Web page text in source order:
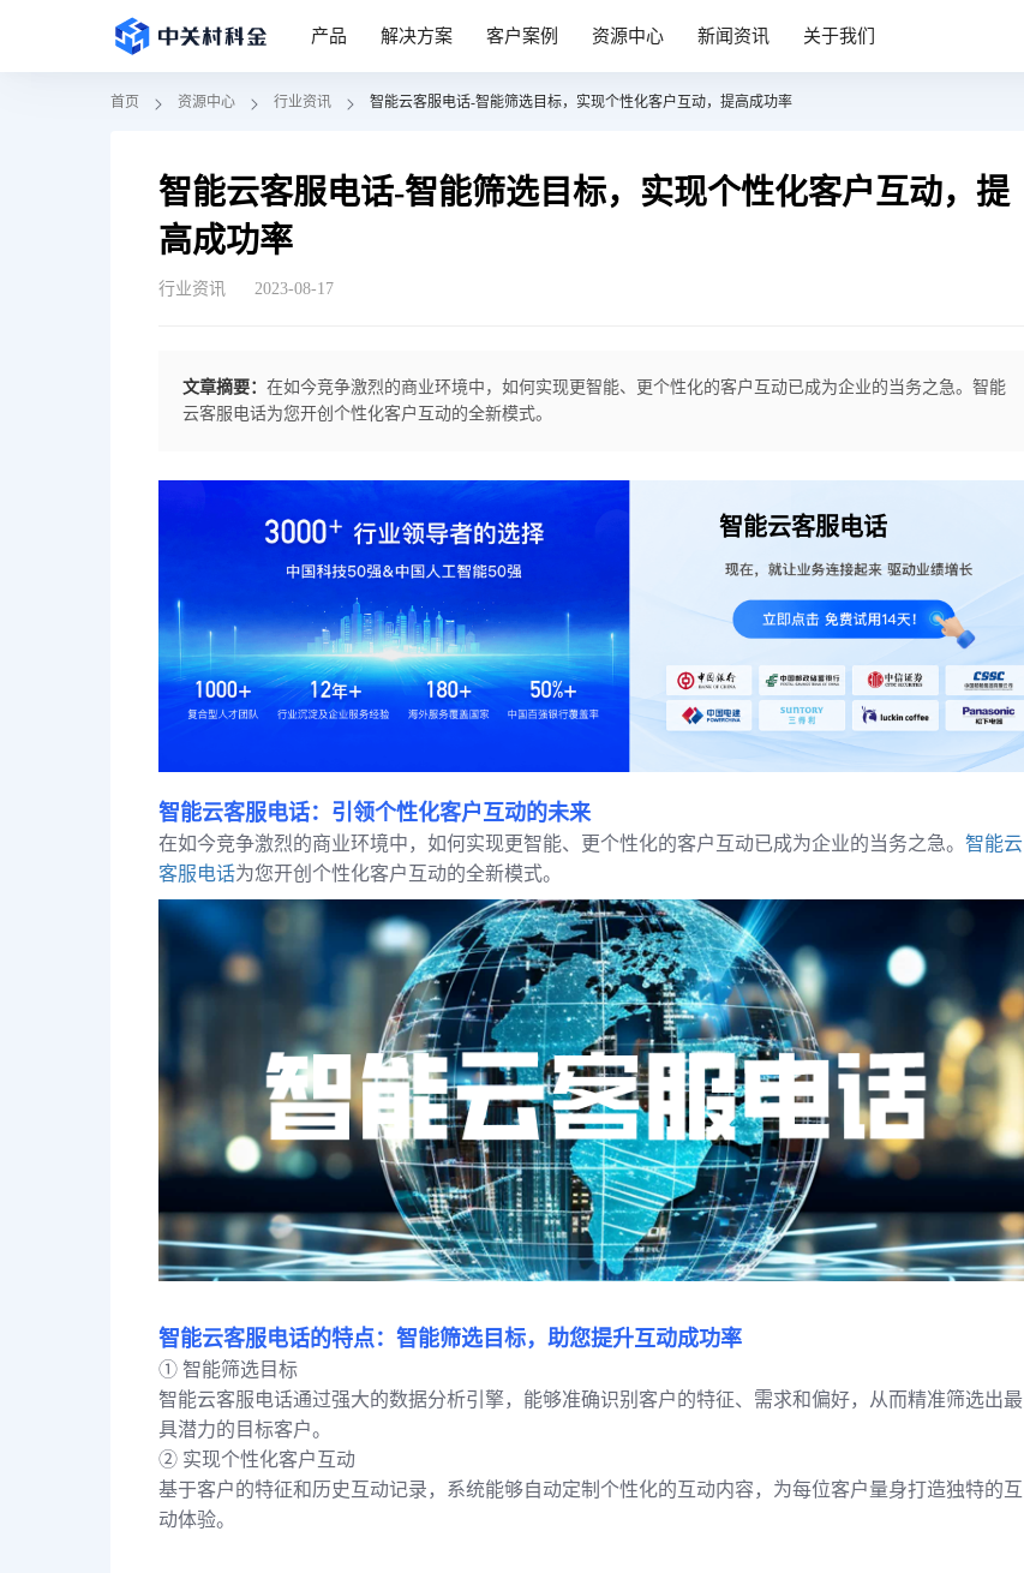
产品 解决方案 客户案例 资源中心 新闻资讯 关于我们
首页 资源中心 行业资讯 智能云客服电话-智能筛选目标，实现个性化客户互动，提高成功率
智能云客服电话-智能筛选目标，实现个性化客户互动，提
高成功率
行业资讯 2023-08-17
文章摘要： 在如今竞争激烈的商业环境中，如何实现更智能、更个性化的客户互动已成为企业的当务之急。智能
云客服电话​为您开创个性化客户互动的全新模式。
智能云客服电话
智能云客服电话：引领个性化客户互动的未来
在如今竞争激烈的商业环境中，如何实现更智能、更个性化的客户互动已成为企业的当务之急。 智能云
客服电话为您开创个性化客户互动的全新模式。
智能云客服电话的特点：智能筛选目标，助您提升互动成功率
① 智能筛选目标
智能云客服电话通过强大的数据分析引擎，能够准确识别客户的特征、需求和偏好，从而精准筛选出最
具潜力的目标客户。
② 实现个性化客户互动
基于客户的特征和历史互动记录，系统能够自动定制个性化的互动内容，为每位客户量身打造独特的互
动体验。